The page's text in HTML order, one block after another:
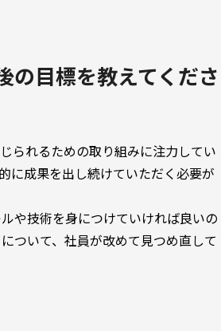
の目標を教えてくださ
られるための取り組みに注力してい
に成果を出し続けていただく必要が
や技術を身につけていければ良いの
ついて、社員が改めて見つめ直して